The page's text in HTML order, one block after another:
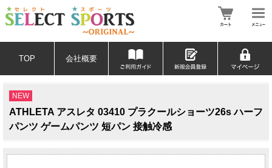
TOP 会社概要
NEW
ATHLETA アスレタ 03410 プラクールショーツ26s ハーフ
パンツ ゲームパンツ 短パン 接触冷感